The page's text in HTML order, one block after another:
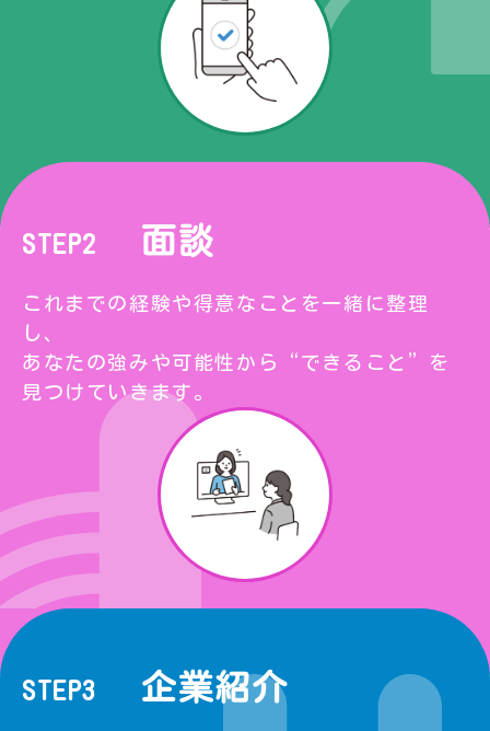
STEP2 面談
これまでの経験や得意なことを一緒に整理
し、
あなたの強みや可能性から“できること”を
見つけていきます。
STEP3 企業紹介